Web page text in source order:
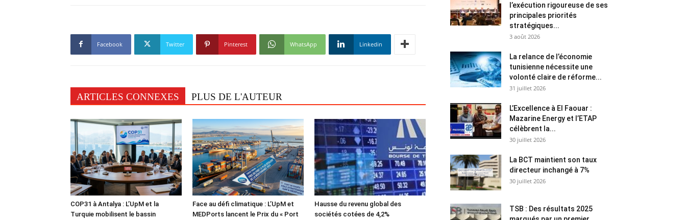
Facebook Twitter Pinterest WhatsApp Linkedin
ARTICLES CONNEXES PLUS DE L'AUTEUR
COP31 à Antalya : L’UpM et la
Turquie mobilisent le bassin
Face au défi climatique : L’UpM et
MEDPorts lancent le Prix du « Port
Hausse du revenu global des
sociétés cotées de 4,2%
l’exécution rigoureuse de ses
principales priorités
stratégiques...
3 août 2026
La relance de l’économie
tunisienne nécessite une
volonté claire de réforme...
31 juillet 2026
L’Excellence à El Faouar :
Mazarine Energy et l’ETAP
célèbrent la...
30 juillet 2026
La BCT maintient son taux
directeur inchangé à 7%
30 juillet 2026
TSB : Des résultats 2025